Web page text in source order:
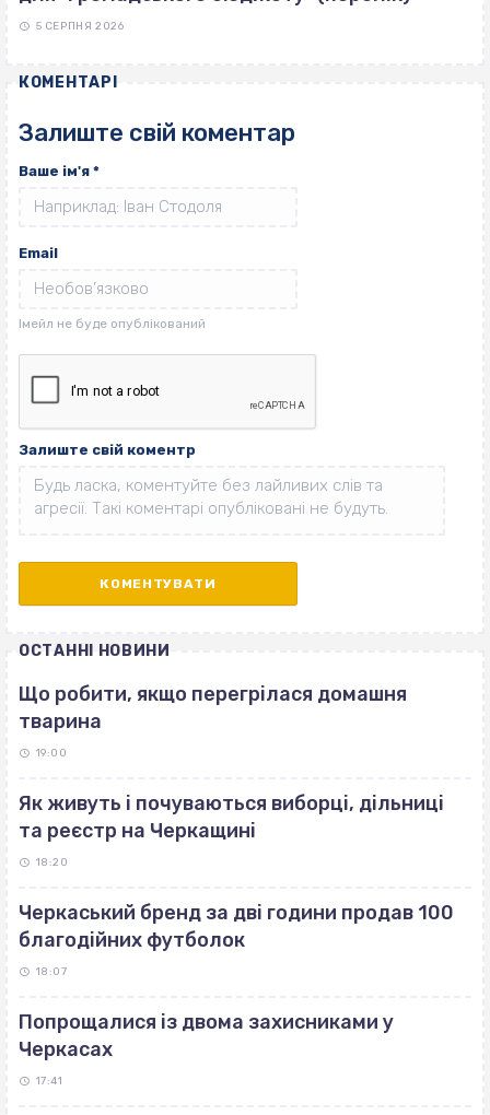
5 СЕРПНЯ 2026
КОМЕНТАРІ
Залиште свій коментар
Ваше ім'я *
Email
Залиште свій коментр
ОСТАННІ НОВИНИ
Що робити, якщо перегрілася домашня
тварина
19:00
Як живуть і почуваються виборці, дільниці
та реєстр на Черкащині
18:20
Черкаський бренд за дві години продав 100
благодійних футболок
18:07
Попрощалися із двома захисниками у
Черкасах
17:41